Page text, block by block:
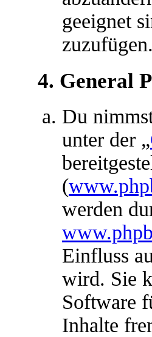
geeignet
zuzufügen.
4. General
Du
unter der „
(
werden
Einfluss
wird. Sie
Software
Inhalte